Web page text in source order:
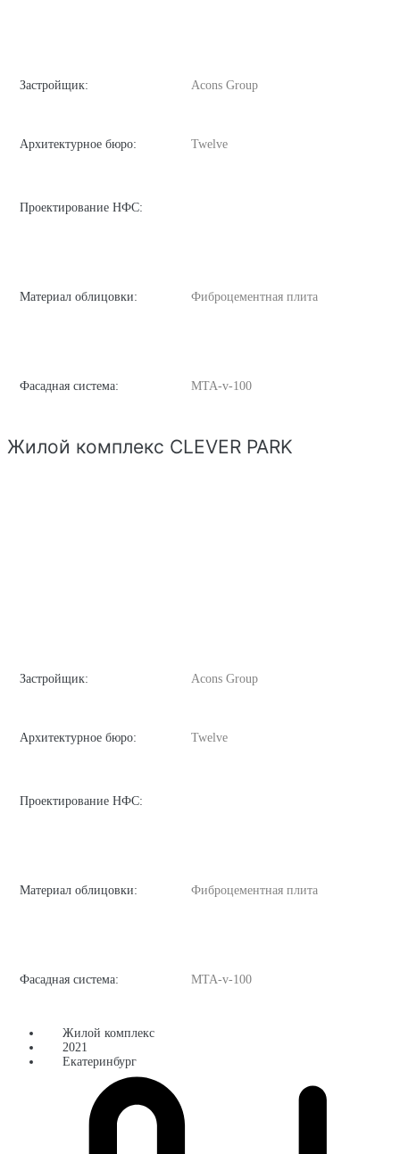
Застройщик: Acons Group
Архитектурное бюро: Twelve
Проектирование НФС:
Материал облицовки: Фиброцементная плита
Фасадная система: MTA-v-100
Жилой комплекс CLEVER PARK
Застройщик: Acons Group
Архитектурное бюро: Twelve
Проектирование НФС:
Материал облицовки: Фиброцементная плита
Фасадная система: MTA-v-100
Жилой комплекс
2021
Екатеринбург